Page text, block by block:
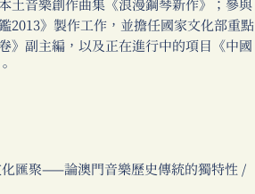
土音樂創作曲集《浪漫鋼琴新作》；參與
2013》製作工作，並擔任國家文化部重點
》副主編，以及正在進行中的項目《中國
匯聚——論澳門音樂歷史傳統的獨特性 /